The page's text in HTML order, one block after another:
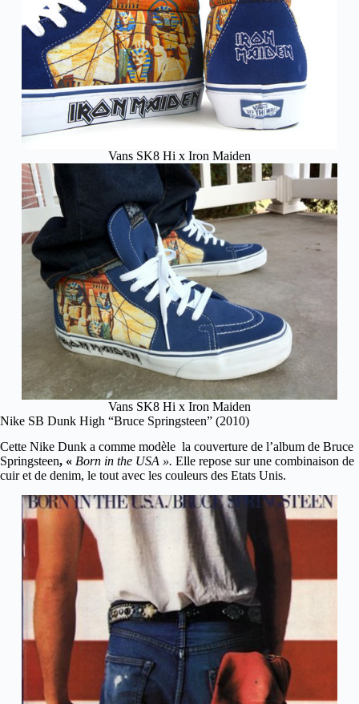
Vans SK8 Hi x Iron Maiden
Vans SK8 Hi x Iron Maiden
Nike SB Dunk High “Bruce Springsteen” (2010)
Cette Nike Dunk a comme modèle la couverture de l’album de Bruce
Springsteen, « Born in the USA ». Elle repose sur une combinaison de
cuir et de denim, le tout avec les couleurs des Etats Unis.